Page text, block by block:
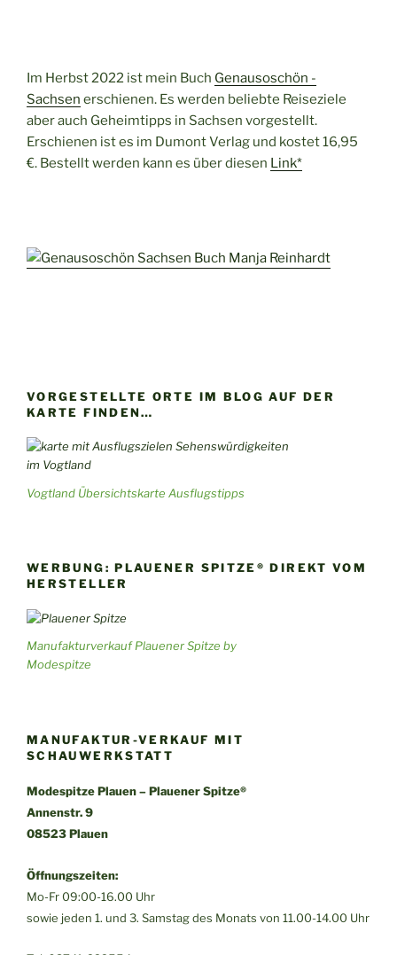
Im Herbst 2022 ist mein Buch Genausoschön -
Sachsen erschienen. Es werden beliebte Reiseziele
aber auch Geheimtipps in Sachsen vorgestellt.
Erschienen ist es im Dumont Verlag und kostet 16,95
€. Bestellt werden kann es über diesen Link*
VORGESTELLTE ORTE IM BLOG AUF DER
KARTE FINDEN…
Vogtland Übersichtskarte Ausflugstipps
WERBUNG: PLAUENER SPITZE® DIREKT VOM
HERSTELLER
Manufakturverkauf Plauener Spitze by
Modespitze
MANUFAKTUR-VERKAUF MIT
SCHAUWERKSTATT
Modespitze Plauen – Plauener Spitze®
Annenstr. 9
08523 Plauen
Öffnungszeiten:
Mo-Fr 09:00-16.00 Uhr
sowie jeden 1. und 3. Samstag des Monats von 11.00-14.00 Uhr